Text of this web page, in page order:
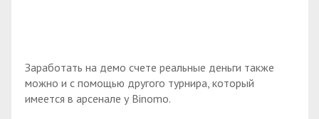
Заработать на демо счете реальные деньги также
можно и с помощью другого турнира, который
имеется в арсенале у Binomo.